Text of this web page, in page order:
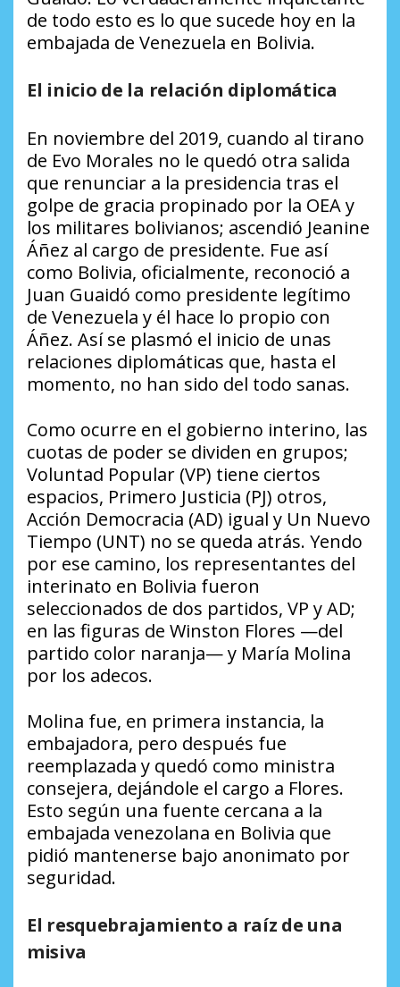
de todo esto es lo que sucede hoy en la
embajada de Venezuela en Bolivia.
El inicio de la relación diplomática
En noviembre del 2019, cuando al tirano
de Evo Morales no le quedó otra salida
que renunciar a la presidencia tras el
golpe de gracia propinado por la OEA y
los militares bolivianos; ascendió Jeanine
Áñez al cargo de presidente. Fue así
como Bolivia, oficialmente, reconoció a
Juan Guaidó como presidente legítimo
de Venezuela y él hace lo propio con
Áñez. Así se plasmó el inicio de unas
relaciones diplomáticas que, hasta el
momento, no han sido del todo sanas.
Como ocurre en el gobierno interino, las
cuotas de poder se dividen en grupos;
Voluntad Popular (VP) tiene ciertos
espacios, Primero Justicia (PJ) otros,
Acción Democracia (AD) igual y Un Nuevo
Tiempo (UNT) no se queda atrás. Yendo
por ese camino, los representantes del
interinato en Bolivia fueron
seleccionados de dos partidos, VP y AD;
en las figuras de Winston Flores —del
partido color naranja— y María Molina
por los adecos.
Molina fue, en primera instancia, la
embajadora, pero después fue
reemplazada y quedó como ministra
consejera, dejándole el cargo a Flores.
Esto según una fuente cercana a la
embajada venezolana en Bolivia que
pidió mantenerse bajo anonimato por
seguridad.
El resquebrajamiento a raíz de una
misiva